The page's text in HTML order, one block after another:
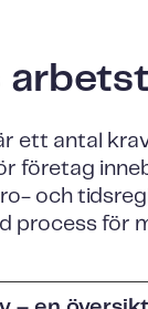
ett antal
företag
och
process för